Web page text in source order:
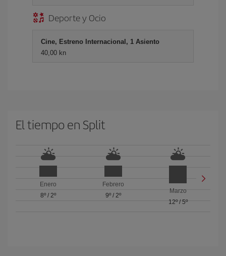
Deporte y Ocio
Cine, Estreno Internacional, 1 Asiento
40,00 kn
El tiempo en Split
Enero
8º/ 2º
Febrero
9º/ 2º
Marzo
12º/ 5º